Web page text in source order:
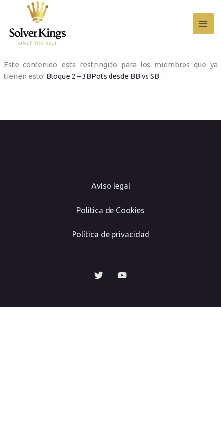
contenido
Este contenido está restringido para los miembros que ya
tienen esto: Bloque 2 – 3BPots desde BB vs SB.
Aviso legal
Política de Cookies
Política de privacidad